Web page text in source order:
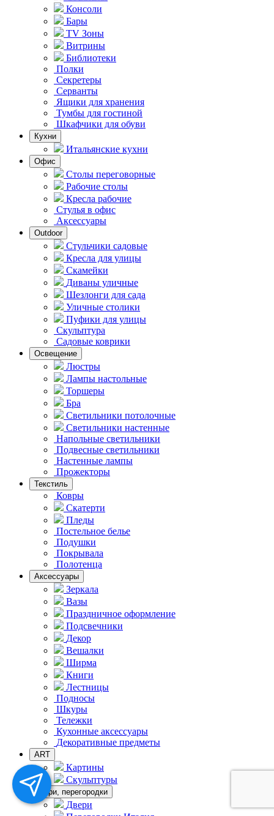
Консоли
Бары
TV Зоны
Витрины
Библиотеки
Полки
Секретеры
Серванты
Ящики для хранения
Тумбы для гостиной
Шкафчики для обуви
Кухни
Итальянские кухни
Офис
Столы переговорные
Рабочие столы
Кресла рабочие
Стулья в офис
Аксессуары
Outdoor
Стульчики садовые
Кресла для улицы
Скамейки
Диваны уличные
Шезлонги для сада
Уличные столики
Пуфики для улицы
Скульптура
Садовые коврики
Освещение
Люстры
Лампы настольные
Торшеры
Бра
Светильники потолочные
Светильники настенные
Напольные светильники
Подвесные светильники
Hастенные лампы
Прожекторы
Текстиль
Ковры
Скатерти
Пледы
Постельное белье
Подушки
Покрывала
Полотенца
Аксессуары
Зеркала
Вазы
Праздничное оформление
Подсвечники
Декор
Вешалки
Ширма
Книги
Лестницы
Подносы
Шкуры
Тележки
Кухонные аксессуары
Декоративные предметы
ART
Картины
Скульптуры
Двери, перегородки
Двери